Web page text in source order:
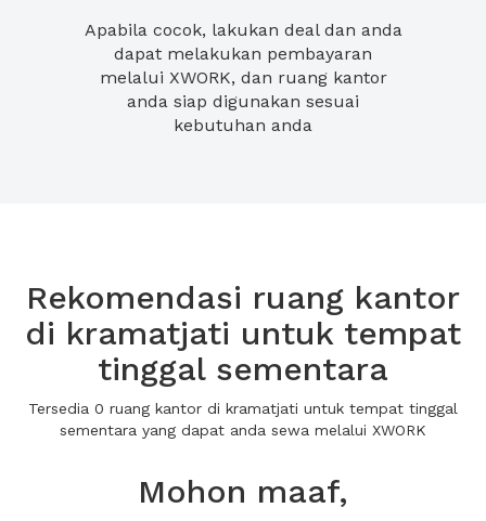
Apabila cocok, lakukan deal dan anda
dapat melakukan pembayaran
melalui XWORK, dan ruang kantor
anda siap digunakan sesuai
kebutuhan anda
Rekomendasi ruang kantor
di kramatjati untuk tempat
tinggal sementara
Tersedia 0 ruang kantor di kramatjati untuk tempat tinggal
sementara yang dapat anda sewa melalui XWORK
Mohon maaf,